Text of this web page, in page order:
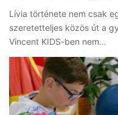
Lívia története nem csak
szeretetteljes közös út a
Vincent KIDS-ben nem…